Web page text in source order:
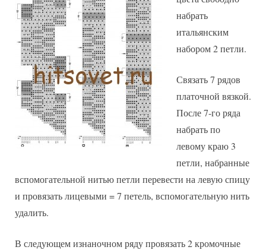
набрать
итальянским
набором 2 петли.
Связать 7 рядов
платочной вязкой.
После 7-го ряда
набрать по
левому краю 3
петли, набранные
вспомогательной нитью петли перевести на левую спицу
и провязать лицевыми = 7 петель, вспомогательную нить
удалить.
В следующем изнаночном ряду провязать 2 кромочные